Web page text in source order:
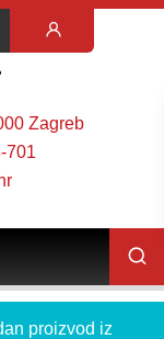
Zagreb
701
proizvod iz